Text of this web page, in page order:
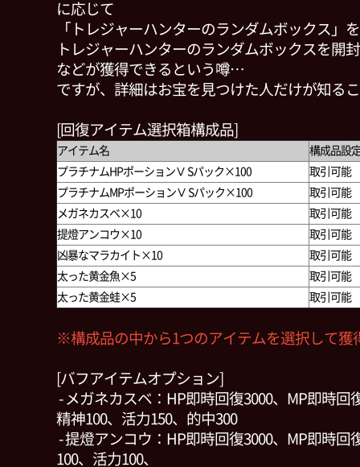
に応じて
「トレジャーハンターのランダムボックス」
トレジャーハンターのランダムボックスを開
などが獲得できるという噂…
ですが、詳細はお宝を見つけた人だけが知る
[回復アイテム選択箱構成品]
アイテム名
構成品設
プラチナムHPポーションⅤ Sパック×100
取引可能
プラチナムMPポーションⅤ Sパック×100
取引可能
メガネカスベ×10
取引可能
提燈アンコウ×10
取引可能
凶暴なマラカイト×10
取引可能
太った黄金魚×5
取引可能
太った黄金蛙×5
取引可能
※構成品の中から1つのアイテムを選択して獲
[バフアイテムオプション]
- メガネカスベ：HP即時回復3000、MP即時回
精神100、活力150、的中300
- 提燈アンコウ：HP即時回復3000、MP即時回
100、活力100、